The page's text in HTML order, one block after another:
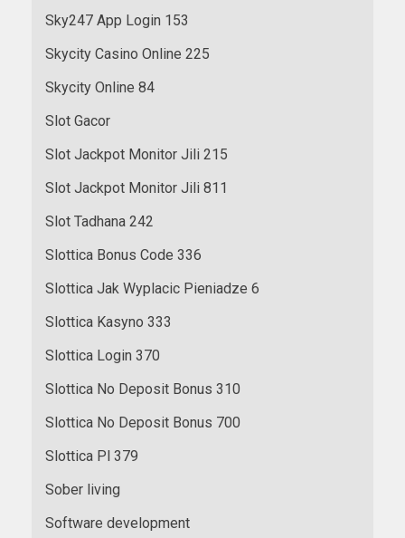
Sky247 App Login 153
Skycity Casino Online 225
Skycity Online 84
Slot Gacor
Slot Jackpot Monitor Jili 215
Slot Jackpot Monitor Jili 811
Slot Tadhana 242
Slottica Bonus Code 336
Slottica Jak Wyplacic Pieniadze 6
Slottica Kasyno 333
Slottica Login 370
Slottica No Deposit Bonus 310
Slottica No Deposit Bonus 700
Slottica Pl 379
Sober living
Software development